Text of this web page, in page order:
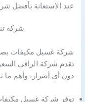
عند الاستعانة بأفضل
شركة
شركة غسيل مكيفات
تقدم شركة الراقي
دون أي أضرار، وأهم
توفر شركة غسيل